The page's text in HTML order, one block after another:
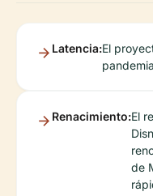
Latencia:El
Renacimiento:El
de